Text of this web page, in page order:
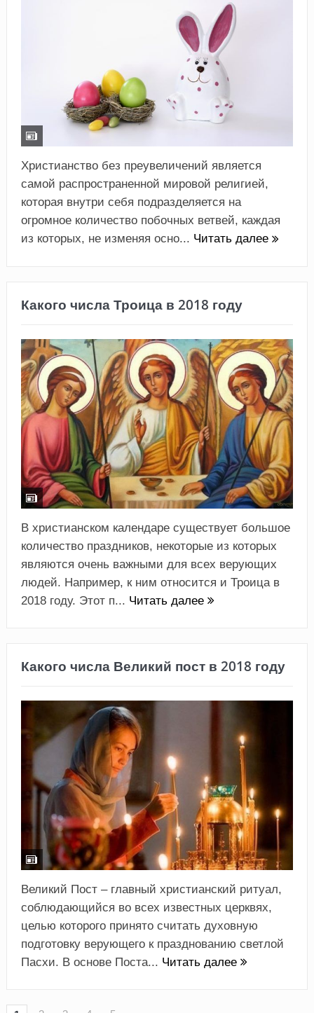
Христианство без преувеличений является
самой распространенной мировой религией,
которая внутри себя подразделяется на
огромное количество побочных ветвей, каждая
из которых, не изменяя осно... Читать далее
Какого числа Троица в 2018 году
В христианском календаре существует большое
количество праздников, некоторые из которых
являются очень важными для всех верующих
людей. Например, к ним относится и Троица в
2018 году. Этот п... Читать далее
Какого числа Великий пост в 2018 году
Великий Пост – главный христианский ритуал,
соблюдающийся во всех известных церквях,
целью которого принято считать духовную
подготовку верующего к празднованию светлой
Пасхи. В основе Поста... Читать далее